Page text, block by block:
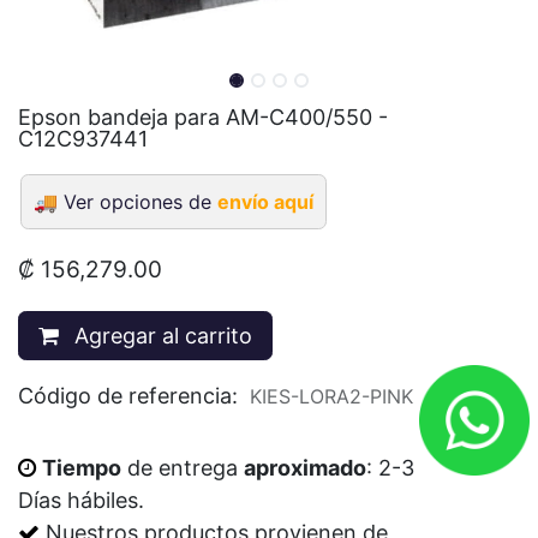
Epson bandeja para AM-C400/550 -
C12C937441
🚚 Ver opciones de envío aquí
₡ 156,279.00
Agregar al carrito
Código de referencia: KIES-LORA2-PINK
Tiempo de entrega aproximado: 2-3
Días hábiles.
Nuestros productos provienen de